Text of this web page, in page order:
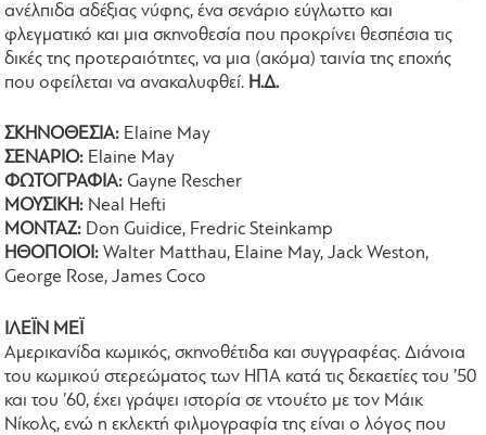
ανέλπιδα αδέξιας νύφης, ένα σενάριο εύγλωττο και
φλεγματικό και μια σκηνοθεσία που προκρίνει θεσπέσια τις
δικές της προτεραιότητες, να μια (ακόμα) ταινία της εποχής
που οφείλεται να ανακαλυφθεί. Η.Δ.
ΣΚΗΝΟΘΕΣΙΑ: Elaine May
ΣΕΝΑΡΙΟ: Elaine May
ΦΩΤΟΓΡΑΦΙΑ: Gayne Rescher
ΜΟΥΣΙΚΗ: Neal Hefti
ΜΟΝΤΑΖ: Don Guidice, Fredric Steinkamp
ΗΘΟΠΟΙΟΙ:Walter Matthau, Elaine May, Jack Weston,
George Rose, James Coco
ΙΛΕΪΝ ΜΕΪ
Αμερικανίδα κωμικός, σκηνοθέτιδα και συγγραφέας. Διάνοια
του κωμικού στερεώματος των ΗΠΑ κατά τις δεκαετίες του ’50
και του ’60, έχει γράψει ιστορία σε ντουέτο με τον Μάικ
Νίκολς, ενώ η εκλεκτή φιλμογραφία της είναι ο λόγος που